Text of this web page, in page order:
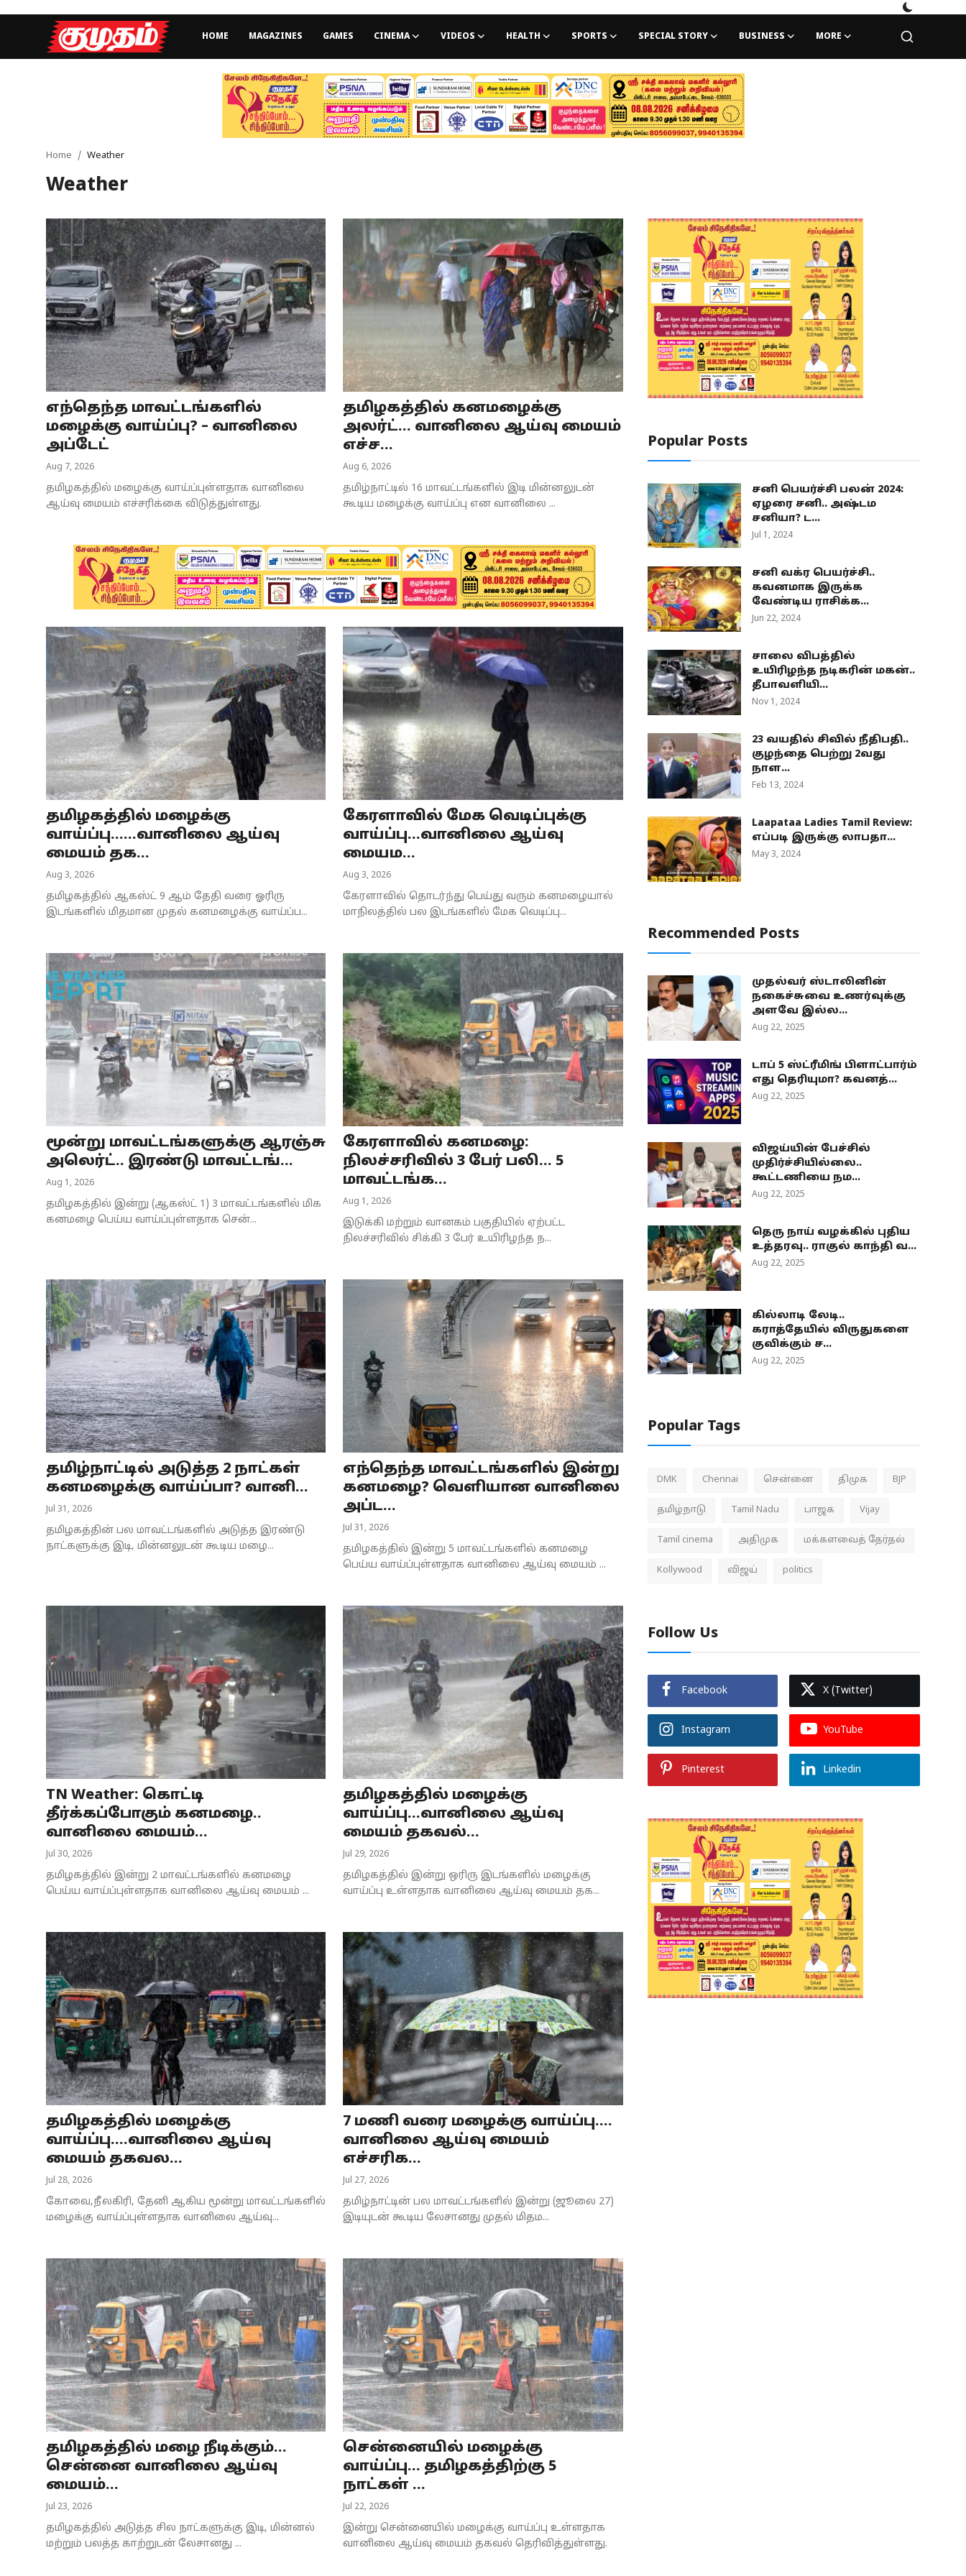
HOME MAGAZINES GAMES CINEMA VIDEOS HEALTH SPORTS SPECIAL STORY BUSINESS MORE
Games
Cinema
Videos
Health
Special Story
Business
Tamilnadu
National
Astrology
Home Weather
Weather
எந்தெந்த மாவட்டங்களில்
மழைக்கு வாய்ப்பு? – வானிலை
அப்டேட்
Aug 7, 2026
தமிழகத்தில் மழைக்கு வாய்ப்புள்ளதாக வானிலை
ஆய்வு மையம் எச்சரிக்கை விடுத்துள்ளது.
தமிழகத்தில் கனமழைக்கு
அலர்ட்... வானிலை ஆய்வு மையம்
எச்ச...
Aug 6, 2026
தமிழ்நாட்டில் 16 மாவட்டங்களில் இடி மின்னலுடன்
கூடிய மழைக்கு வாய்ப்பு என வானிலை ...
தமிழகத்தில் மழைக்கு
வாய்ப்பு......வானிலை ஆய்வு
மையம் தக...
Aug 3, 2026
தமிழகத்தில் ஆகஸ்ட் 9 ஆம் தேதி வரை ஓரிரு
இடங்களில் மிதமான முதல் கனமழைக்கு வாய்ப்ப...
கேரளாவில் மேக வெடிப்புக்கு
வாய்ப்பு...வானிலை ஆய்வு
மையம...
Aug 3, 2026
கேரளாவில் தொடர்ந்து பெய்து வரும் கனமழையால்
மாநிலத்தில் பல இடங்களில் மேக வெடிப்பு...
மூன்று மாவட்டங்களுக்கு ஆரஞ்சு
அலெர்ட்.. இரண்டு மாவட்டங்...
Aug 1, 2026
தமிழகத்தில் இன்று (ஆகஸ்ட் 1) 3 மாவட்டங்களில் மிக
கனமழை பெய்ய வாய்ப்புள்ளதாக சென்...
கேரளாவில் கனமழை:
நிலச்சரிவில் 3 பேர் பலி... 5
மாவட்டங்க...
Aug 1, 2026
இடுக்கி மற்றும் வானகம் பகுதியில் ஏற்பட்ட
நிலச்சரிவில் சிக்கி 3 பேர் உயிரிழந்த ந...
தமிழ்நாட்டில் அடுத்த 2 நாட்கள்
கனமழைக்கு வாய்ப்பா? வானி...
Jul 31, 2026
தமிழகத்தின் பல மாவட்டங்களில் அடுத்த இரண்டு
நாட்களுக்கு இடி, மின்னலுடன் கூடிய மழை...
எந்தெந்த மாவட்டங்களில் இன்று
கனமழை? வெளியான வானிலை
அப்ட...
Jul 31, 2026
தமிழகத்தில் இன்று 5 மாவட்டங்களில் கனமழை
பெய்ய வாய்ப்புள்ளதாக வானிலை ஆய்வு மையம் ...
TN Weather: கொட்டி
தீர்க்கப்போகும் கனமழை..
வானிலை மையம்...
Jul 30, 2026
தமிழகத்தில் இன்று 2 மாவட்டங்களில் கனமழை
பெய்ய வாய்ப்புள்ளதாக வானிலை ஆய்வு மையம் ...
தமிழகத்தில் மழைக்கு
வாய்ப்பு...வானிலை ஆய்வு
மையம் தகவல்...
Jul 29, 2026
தமிழகத்தில் இன்று ஒரிரு இடங்களில் மழைக்கு
வாய்ப்பு உள்ளதாக வானிலை ஆய்வு மையம் தக...
தமிழகத்தில் மழைக்கு
வாய்ப்பு....வானிலை ஆய்வு
மையம் தகவல...
Jul 28, 2026
கோவை,நீலகிரி, தேனி ஆகிய மூன்று மாவட்டங்களில்
மழைக்கு வாய்ப்புள்ளதாக வானிலை ஆய்வு...
7 மணி வரை மழைக்கு வாய்ப்பு….
வானிலை ஆய்வு மையம்
எச்சரிக...
Jul 27, 2026
தமிழ்நாட்டின் பல மாவட்டங்களில் இன்று (ஜூலை 27)
இடியுடன் கூடிய லேசானது முதல் மிதம...
தமிழகத்தில் மழை நீடிக்கும்...
சென்னை வானிலை ஆய்வு
மையம்...
Jul 23, 2026
தமிழகத்தில் அடுத்த சில நாட்களுக்கு இடி, மின்னல்
மற்றும் பலத்த காற்றுடன் லேசானது ...
சென்னையில் மழைக்கு
வாய்ப்பு... தமிழகத்திற்கு 5
நாட்கள் ...
Jul 22, 2026
இன்று சென்னையில் மழைக்கு வாய்ப்பு உள்ளதாக
வானிலை ஆய்வு மையம் தகவல் தெரிவித்துள்ளது.
Popular Posts
சனி பெயர்ச்சி பலன் 2024:
ஏழரை சனி.. அஷ்டம
சனியா? ட...
Jul 1, 2024
சனி வக்ர பெயர்ச்சி..
கவனமாக இருக்க
வேண்டிய ராசிக்க...
Jun 22, 2024
சாலை விபத்தில்
உயிரிழந்த நடிகரின் மகன்..
தீபாவளியி...
Nov 1, 2024
23 வயதில் சிவில் நீதிபதி..
குழந்தை பெற்று 2வது
நாள...
Feb 13, 2024
Laapataa Ladies Tamil Review:
எப்படி இருக்கு லாபதா...
May 3, 2024
Recommended Posts
முதல்வர் ஸ்டாலினின்
நகைச்சுவை உணர்வுக்கு
அளவே இல்ல...
Aug 22, 2025
டாப் 5 ஸ்ட்ரீமிங் பிளாட்பார்ம்
எது தெரியுமா? கவனத்...
Aug 22, 2025
விஜய்யின் பேச்சில்
முதிர்ச்சியில்லை..
கூட்டணியை நம...
Aug 22, 2025
தெரு நாய் வழக்கில் புதிய
உத்தரவு.. ராகுல் காந்தி வ...
Aug 22, 2025
கில்லாடி லேடி..
கராத்தேயில் விருதுகளை
குவிக்கும் ச...
Aug 22, 2025
Popular Tags
DMK Chennai சென்னை திமுக BJP
தமிழ்நாடு Tamil Nadu பாஜக Vijay
Tamil cinema அதிமுக மக்களவைத் தேர்தல்
Kollywood விஜய் politics
Follow Us
Facebook X (Twitter)
Instagram YouTube
Pinterest Linkedin